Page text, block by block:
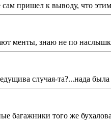
пришел к выводу, что
менты, знаю не по
случая-та?...нада
багажники того же